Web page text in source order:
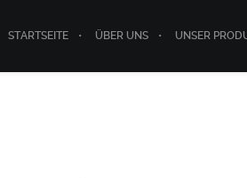
STARTSEITE ÜBER UNS UNSER